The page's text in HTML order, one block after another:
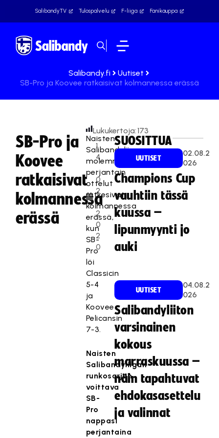
SalibandyTV Tulospalvelu F-liiga Fanikauppa
Salibandy.fi
Uutiset
SB-Pro ja Koovee ratkaisivat kolmannessa erässä
SB-Pro ja
Koovee
ratkaisivat
kolmannessa
erässä
1
4
.
0
2
.
2
0
2
0
Lukukertoja:173
Naisten
Salibandyliigan
molemmat
perjantain
ottelut
ratkesivat
kolmannessa
erässä,
kun
SB-
Pro
löi
Classicin
5-4
ja
Koovee
Pelicansin
7-3.
Naisten
Salibandyliigan
runkosarjan
voittava
SB-
Pro
nappasi
perjantaina
SUOSITTUA
UUTISET
02.08.2
026
Champions Cup
vauhtiin tässä
kuussa –
lipunmyynti jo
auki
UUTISET
04.08.2
026
Salibandyliiton
varsinainen
kokous
marraskuussa –
näin tapahtuvat
ehdokasasettelu
ja valinnat